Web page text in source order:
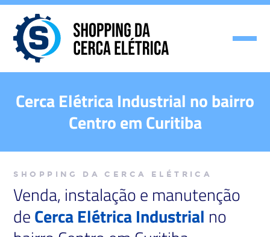
Cerca Elétrica Industrial no bairro
Centro em Curitiba
SHOPPING DA CERCA ELÉTRICA
Venda, instalação e manutenção
deCerca Elétrica Industrial no